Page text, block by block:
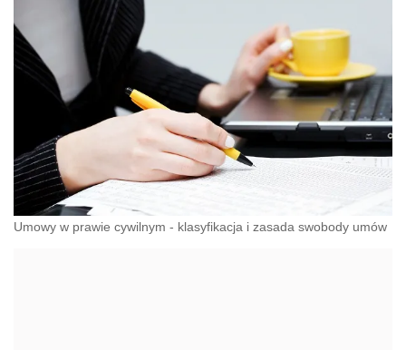
Umowy w prawie cywilnym - klasyfikacja i zasada swobody umów